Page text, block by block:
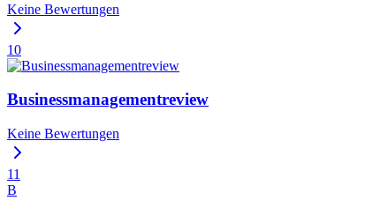
Keine Bewertungen
10
Businessmanagementreview
Keine Bewertungen
11
B